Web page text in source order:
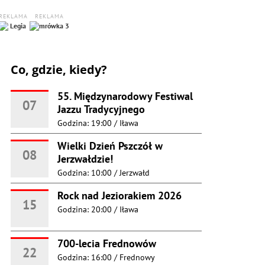
REKLAMA REKLAMA
Co, gdzie, kiedy?
07
55. Międzynarodowy Festiwal
Jazzu Tradycyjnego
Godzina: 19:00 / Iława
08
Wielki Dzień Pszczół w
Jerzwałdzie!
Godzina: 10:00 /Jerzwałd
15
Rock nad Jeziorakiem 2026
Godzina: 20:00 / Iława
22
700-lecia Frednowów
Godzina: 16:00 / Frednowy